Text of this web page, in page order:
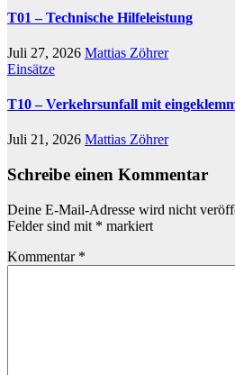
T01 – Technische Hilfeleistung
Juli 27, 2026 Mattias Zöhrer
Einsätze
T10 – Verkehrsunfall mit
Juli 21, 2026 Mattias Zöhrer
Schreibe einen Kommentar
Deine E-Mail-Adresse wird nicht
Felder sind mit * markiert
Kommentar *